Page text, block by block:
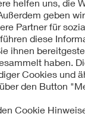
der intensiven
ermöglicht
im Feld der
und